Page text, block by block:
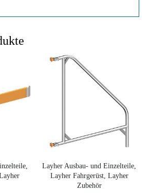
Layher Ausbau- und Einzelteile,
Layher Fahrgerüst, Layher
Zubehör